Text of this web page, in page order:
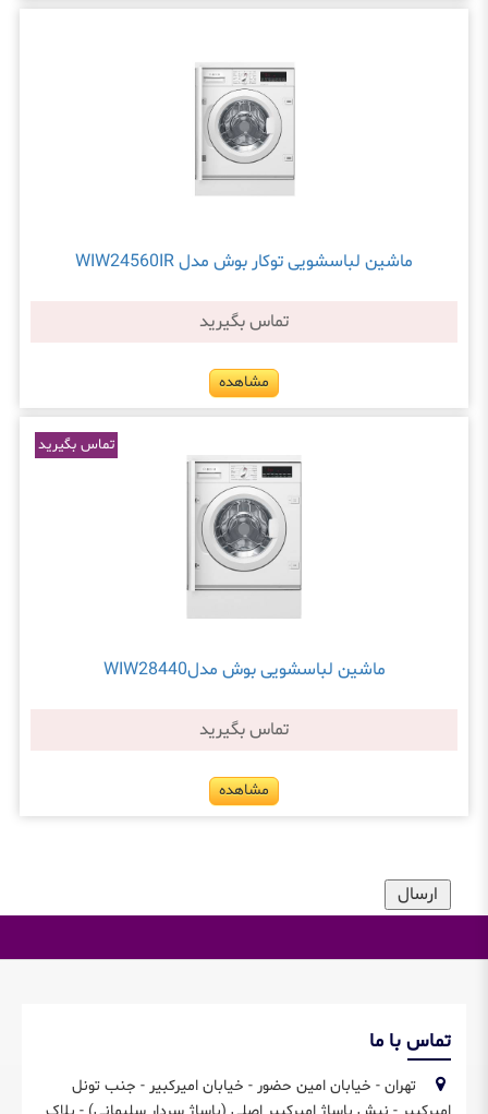
ماشین لباسشویی توکار بوش مدل WIW24560IR
تماس بگیرید
مشاهده
تماس بگیرید
ماشین لباسشویی بوش مدلWIW28440
تماس بگیرید
مشاهده
تماس با ما
تهران - خیابان امین حضور - خیابان امیرکبیر - جنب تونل